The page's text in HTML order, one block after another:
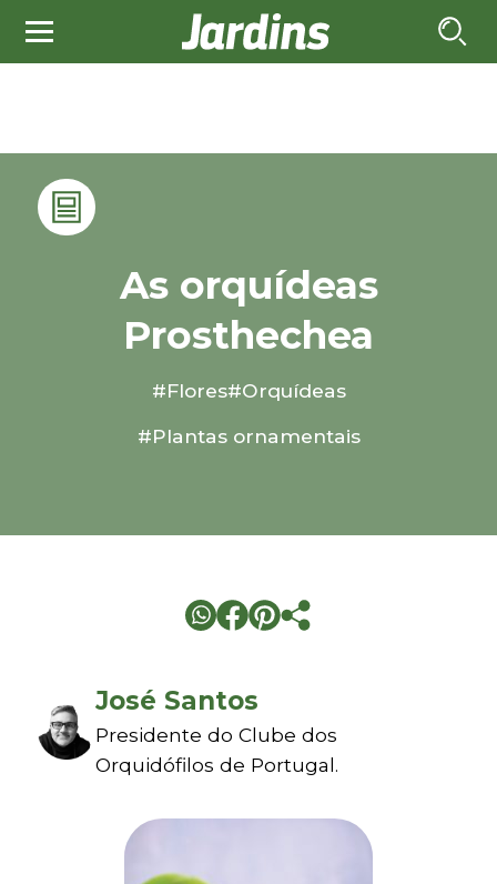
As orquídeas
Prosthechea
#Flores#Orquídeas
#Plantas ornamentais
José Santos
Presidente do Clube dos
Orquidófilos de Portugal.